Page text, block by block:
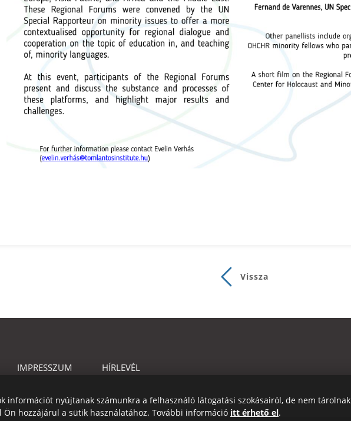
Vissza
információt nyújtanak számunkra a felhasználó látogatási szokásairól, de nem tárolnak
hozzájárul a sütik használatához. További információ itt érhető el.
IMPRESSZUM HÍRLEVÉL